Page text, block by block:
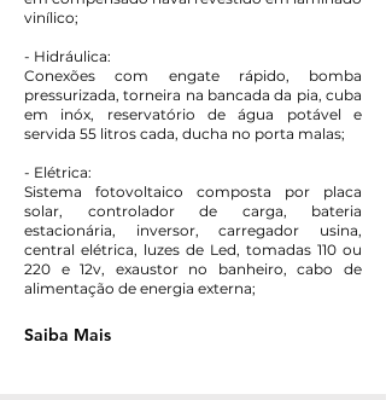
vinílico;
- Hidráulica:
Conexões com engate rápido, bomba
pressurizada, torneira na bancada da pia, cuba
em inóx, reservatório de água potável e
servida 55 litros cada, ducha no porta malas;
- Elétrica:
Sistema fotovoltaico composta por placa
solar, controlador de carga, bateria
estacionária, inversor, carregador usina,
central elétrica, luzes de Led, tomadas 110 ou
220 e 12v, exaustor no banheiro, cabo de
alimentação de energia externa;
Saiba Mais